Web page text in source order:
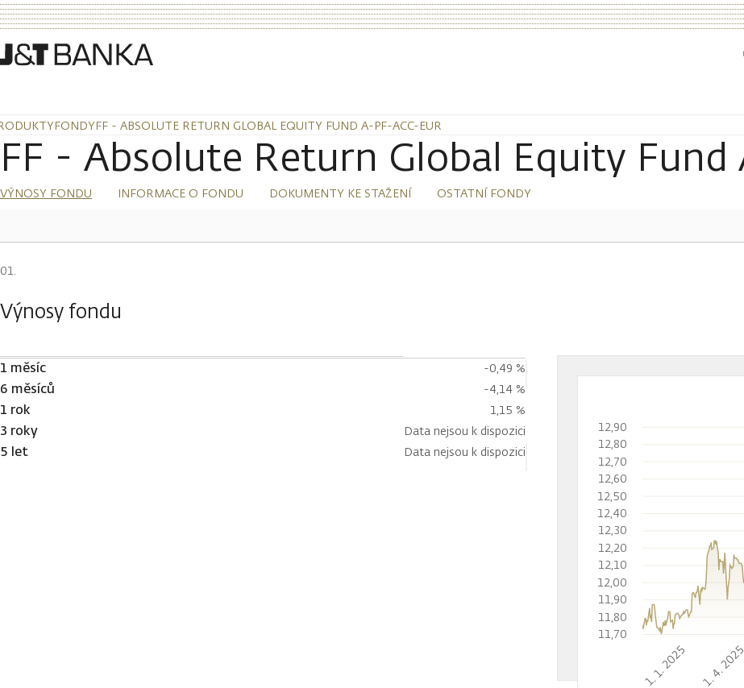
FONDYFF - ABSOLUTE RETURN GLOBAL EQUITY FUND A-PF-ACC-EUR
FF - Absolute Return Global Equity Fund
VÝNOSY FONDU INFORMACE O FONDU DOKUMENTY KE STAŽENÍ OSTATNÍ FONDY
Výnosy fondu
1 měsíc -0,49 %
6 měsíců -4,14 %
1 rok 1,15 %
3 roky Data nejsou k dispozici
5 let Data nejsou k dispozici
1. 1. 2025 1. 4. 2025
11,70
11,80
11,90
12,00
12,10
12,20
12,30
12,40
12,50
12,60
12,70
12,80
12,90